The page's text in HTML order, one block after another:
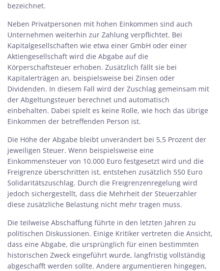
bezeichnet.
Neben Privatpersonen mit hohen Einkommen sind auch
Unternehmen weiterhin zur Zahlung verpflichtet. Bei
Kapitalgesellschaften wie etwa einer GmbH oder einer
Aktiengesellschaft wird die Abgabe auf die
Körperschaftsteuer erhoben. Zusätzlich fällt sie bei
Kapitalerträgen an, beispielsweise bei Zinsen oder
Dividenden. In diesem Fall wird der Zuschlag gemeinsam mit
der Abgeltungsteuer berechnet und automatisch
einbehalten. Dabei spielt es keine Rolle, wie hoch das übrige
Einkommen der betreffenden Person ist.
Die Höhe der Abgabe bleibt unverändert bei 5,5 Prozent der
jeweiligen Steuer. Wenn beispielsweise eine
Einkommensteuer von 10.000 Euro festgesetzt wird und die
Freigrenze überschritten ist, entstehen zusätzlich 550 Euro
Solidaritätszuschlag. Durch die Freigrenzenregelung wird
jedoch sichergestellt, dass die Mehrheit der Steuerzahler
diese zusätzliche Belastung nicht mehr tragen muss.
Die teilweise Abschaffung führte in den letzten Jahren zu
politischen Diskussionen. Einige Kritiker vertreten die Ansicht,
dass eine Abgabe, die ursprünglich für einen bestimmten
historischen Zweck eingeführt wurde, langfristig vollständig
abgeschafft werden sollte. Andere argumentieren hingegen,